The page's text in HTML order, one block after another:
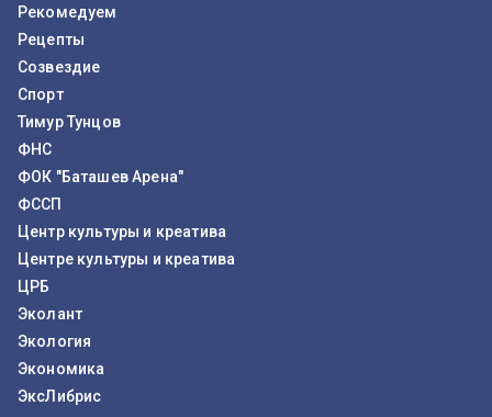
Рекомедуем
Рецепты
Созвездие
Спорт
Тимур Тунцов
ФНС
ФОК "Баташев Арена"
ФССП
Центр культуры и креатива
Центре культуры и креатива
ЦРБ
Эколант
Экология
Экономика
ЭксЛибрис